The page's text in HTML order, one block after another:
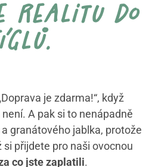
realitu do
je zdarma!“, když
A pak si to nenápadně
granátového jablka, protože
přijdete pro naši ovocnou
co jste zaplatili.